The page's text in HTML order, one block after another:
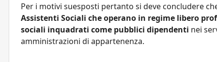
Per i motivi suesposti pertanto si deve concludere
Assistenti Sociali che operano in regime libero
sociali inquadrati come pubblici dipendenti nei
amministrazioni di appartenenza.